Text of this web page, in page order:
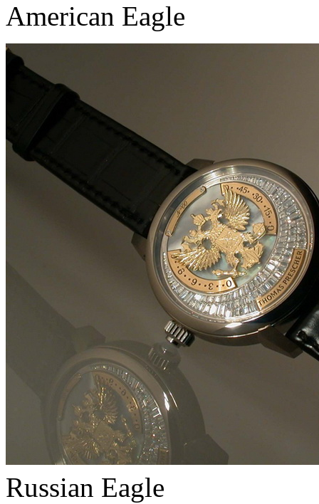
American Eagle
Russian Eagle